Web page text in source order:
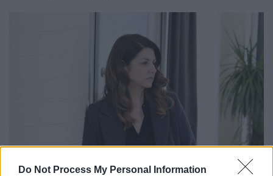
Do Not Process My Personal Information